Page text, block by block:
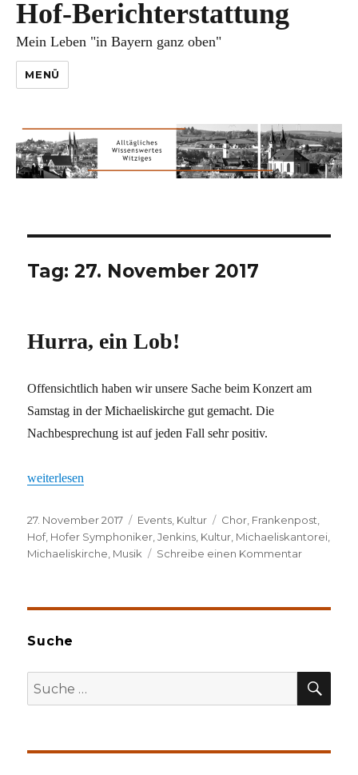
Hof-Berichterstattung
Mein Leben "in Bayern ganz oben"
MENÜ
Tag:27. November 2017
Hurra, ein Lob!
Offensichtlich haben wir unsere Sache beim Konzert am
Samstag in der Michaeliskirche gut gemacht. Die
Nachbesprechung ist auf jeden Fall sehr positiv.
„Hurra, ein Lob!“
weiterlesen
Veröffentlicht
am
27. November 2017 Kategorien
Events Kultur Schlagwörter
Chor Frankenpost
Hof, Hofer Symphoniker ,Jenkins Kultur Michaeliskantorei
Michaeliskirche Musik Schreibe einen Kommentarzu
Suche
Suche
nach: